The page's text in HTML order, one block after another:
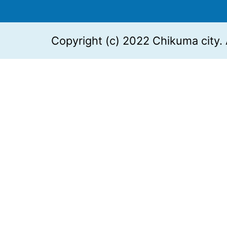
Copyright (c) 2022 Chikuma city.